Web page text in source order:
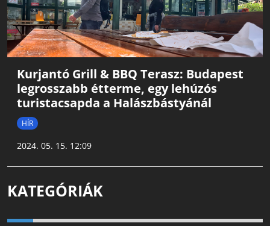
Kurjantó Grill & BBQ Terasz: Budapest
legrosszabb étterme, egy lehúzós
turistacsapda a Halászbástyánál
HÍR
2024. 05. 15. 12:09
KATEGÓRIÁK